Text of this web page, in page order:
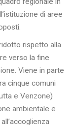
di aree
rispetto alla
verso la fine
Viene in parte
cinque comuni
e Venzone)
ambientale e